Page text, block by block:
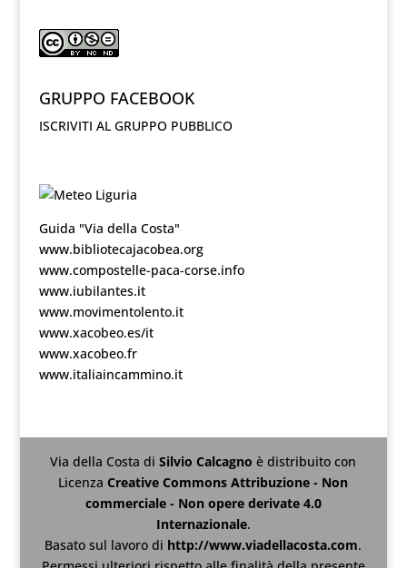
GRUPPO FACEBOOK
ISCRIVITI AL GRUPPO PUBBLICO
Guida "Via della Costa"
www.bibliotecajacobea.org
www.compostelle-paca-corse.info
www.iubilantes.it
www.movimentolento.it
www.xacobeo.es/it
www.xacobeo.fr
www.italiaincammino.it
Via della Costa diSilvio Calcagnoè distribuito con
LicenzaCreative Commons Attribuzione - Non
commerciale - Non opere derivate 4.0
Internazionale.
Basato sul lavoro di http://www.viadellacosta.com.